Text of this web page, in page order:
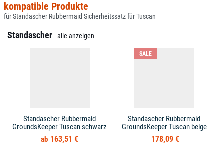
kompatible Produkte
für Standascher Rubbermaid Sicherheitssatz für Tuscan
Standascher alle anzeigen
Standascher Rubbermaid
GroundsKeeper Tuscan schwarz
163,51 €
SALE
Standascher Rubbermaid
GroundsKeeper Tuscan beige
178,09 €